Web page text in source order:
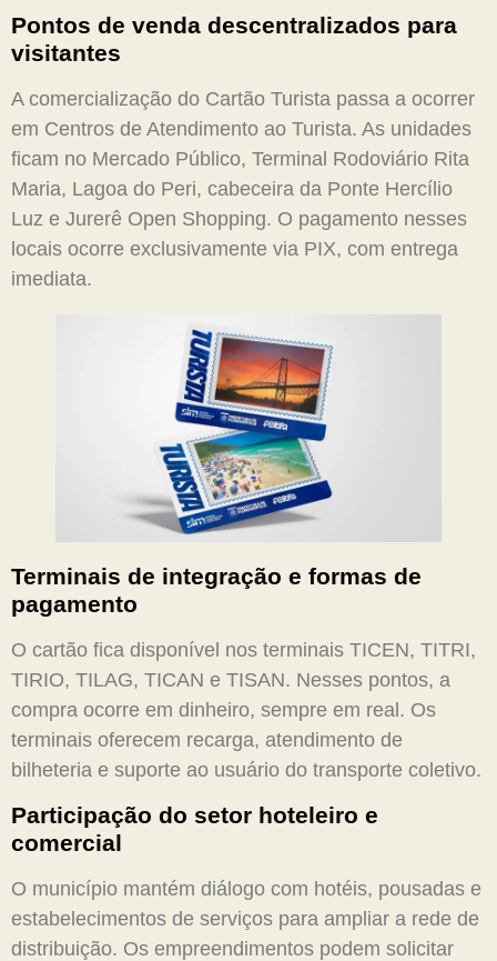
Pontos de venda descentralizados para
visitantes
A comercialização do Cartão Turista passa a ocorrer
em Centros de Atendimento ao Turista. As unidades
ficam no Mercado Público, Terminal Rodoviário Rita
Maria, Lagoa do Peri, cabeceira da Ponte Hercílio
Luz e Jurerê Open Shopping. O pagamento nesses
locais ocorre exclusivamente via PIX, com entrega
imediata.
Terminais de integração e formas de
pagamento
O cartão fica disponível nos terminais TICEN, TITRI,
TIRIO, TILAG, TICAN e TISAN. Nesses pontos, a
compra ocorre em dinheiro, sempre em real. Os
terminais oferecem recarga, atendimento de
bilheteria e suporte ao usuário do transporte coletivo.
Participação do setor hoteleiro e
comercial
O município mantém diálogo com hotéis, pousadas e
estabelecimentos de serviços para ampliar a rede de
distribuição. Os empreendimentos podem solicitar